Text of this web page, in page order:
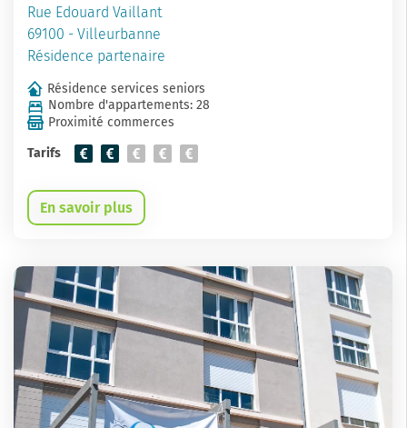
Rue Edouard Vaillant
69100 - Villeurbanne
Résidence partenaire
Résidence services seniors
Nombre d'appartements: 28
Proximité commerces
Tarifs
En savoir plus